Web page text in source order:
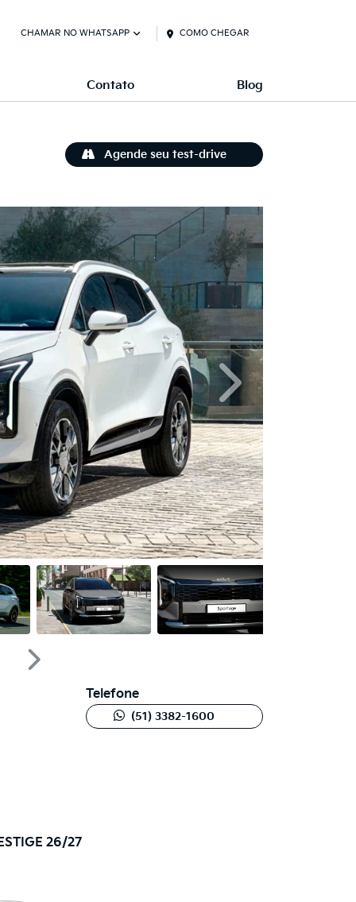
CHAMAR NO WHATSAPP COMO CHEGAR
Contato Blog
Agende seu test-drive
Próximo
Próximo
Telefone
(51) 3382-1600
26/27